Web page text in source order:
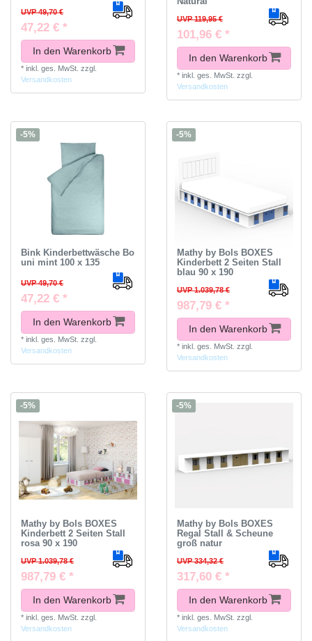
UVP 49,70 €
47,22 € *
In den Warenkorb
* inkl. ges. MwSt. zzgl.
Versandkosten
UVP 119,95 €
101,96 € *
In den Warenkorb
* inkl. ges. MwSt. zzgl.
Versandkosten
-5%
Bink Kinderbettwäsche Bo
uni mint 100 x 135
UVP 49,70 €
47,22 € *
In den Warenkorb
* inkl. ges. MwSt. zzgl.
Versandkosten
-5%
Mathy by Bols BOXES
Kinderbett 2 Seiten Stall
blau 90 x 190
UVP 1.039,78 €
987,79 € *
In den Warenkorb
* inkl. ges. MwSt. zzgl.
Versandkosten
-5%
Mathy by Bols BOXES
Kinderbett 2 Seiten Stall
rosa 90 x 190
UVP 1.039,78 €
987,79 € *
In den Warenkorb
* inkl. ges. MwSt. zzgl.
Versandkosten
-5%
Mathy by Bols BOXES
Regal Stall & Scheune
groß natur
UVP 334,32 €
317,60 € *
In den Warenkorb
* inkl. ges. MwSt. zzgl.
Versandkosten